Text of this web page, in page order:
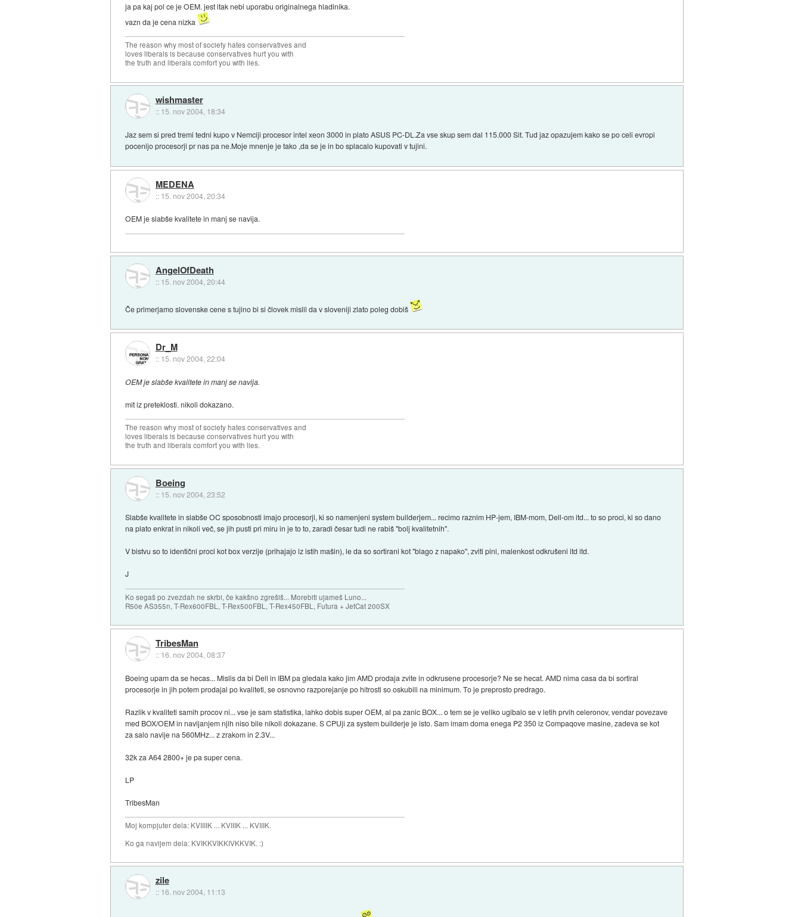
ja pa kaj pol ce je OEM. jest itak nebi uporabu originalnega hladlnika.
vazn da je cena nizka
The reason why most of society hates conservatives and
loves liberals is because conservatives hurt you with
the truth and liberals comfort you with lies.
wishmaster
:: 15. nov 2004, 18:34
Jaz sem si pred tremi tedni kupo v Nemciji procesor intel xeon 3000 in plato ASUS PC-DL.Za vse skup sem dal 115.000 Sit. Tud jaz opazujem kako se po celi evropi
pocenijo procesorji pr nas pa ne.Moje mnenje je tako ,da se je in bo splacalo kupovati v tujini.
MEDENA
:: 15. nov 2004, 20:34
OEM je slabše kvalitete in manj se navija.
AngelOfDeath
:: 15. nov 2004, 20:44
Če primerjamo slovenske cene s tujino bi si človek mislil da v sloveniji zlato poleg dobiš
Dr_M
:: 15. nov 2004, 22:04
OEM je slabše kvalitete in manj se navija.
mit iz preteklosti. nikoli dokazano.
The reason why most of society hates conservatives and
loves liberals is because conservatives hurt you with
the truth and liberals comfort you with lies.
Boeing
:: 15. nov 2004, 23:52
Slabše kvalitete in slabše OC sposobnosti imajo procesorji, ki so namenjeni system builderjem... recimo raznim HP-jem, IBM-mom, Dell-om itd... to so proci, ki so dano
na plato enkrat in nikoli več, se jih pusti pri miru in je to to, zaradi česar tudi ne rabiš "bolj kvalitetnih".
V bistvu so to identični proci kot box verzije (prihajajo iz istih mašin), le da so sortirani kot "blago z napako", zviti pini, malenkost odkrušeni itd itd.
J
Ko segaš po zvezdah ne skrbi, če kakšno zgrešiš... Morebiti ujameš Luno...
R50e AS355n, T-Rex600FBL, T-Rex500FBL, T-Rex450FBL, Futura + JetCat 200SX
TribesMan
:: 16. nov 2004, 08:37
Boeing upam da se hecas... Mislis da bi Dell in IBM pa gledala kako jim AMD prodaja zvite in odkrusene procesorje? Ne se hecat. AMD nima casa da bi sortiral
procesorje in jih potem prodajal po kvaliteti, se osnovno razporejanje po hitrosti so oskubili na minimum. To je preprosto predrago.
Razlik v kvaliteti samih procov ni... vse je sam statistika, lahko dobis super OEM, al pa zanic BOX... o tem se je veliko ugibalo se v letih prvih celeronov, vendar povezave
med BOX/OEM in navijanjem njih niso bile nikoli dokazane. S CPUji za system builderje je isto. Sam imam doma enega P2 350 iz Compaqove masine, zadeva se kot
za salo navije na 560MHz... z zrakom in 2.3V...
32k za A64 2800+ je pa super cena.
LP
TribesMan
Moj kompjuter dela: KVIIIIK ... KVIIIK ... KVIIIK.
Ko ga navijem dela: KVIKKVIKKIVKKVIK. :)
zile
:: 16. nov 2004, 11:13